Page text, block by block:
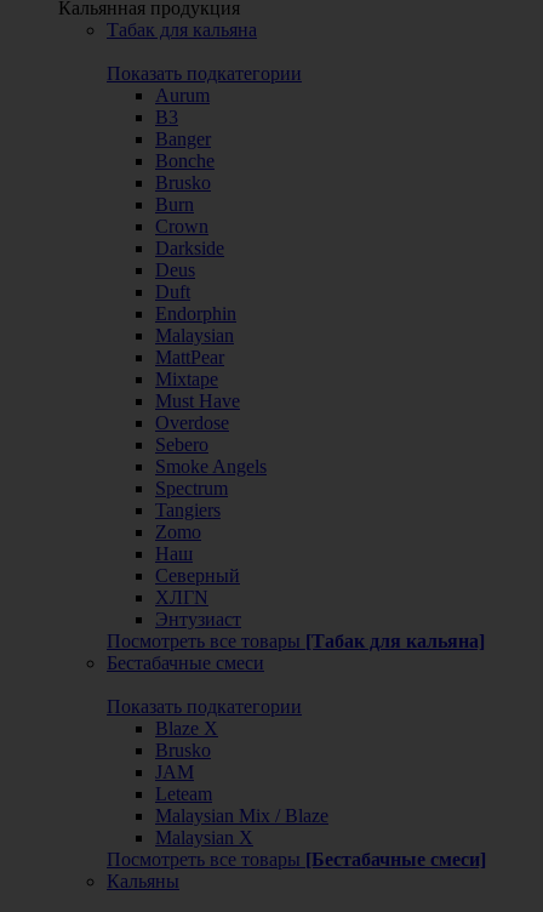
Кальянная продукция
Табак для кальяна
Показать подкатегории
Aurum
B3
Banger
Bonche
Brusko
Burn
Crown
Darkside
Deus
Duft
Endorphin
Malaysian
MattPear
Mixtape
Must Have
Overdose
Sebero
Smoke Angels
Spectrum
Tangiers
Zomo
Наш
Северный
ХЛГN
Энтузиаст
Посмотреть все товары [Табак для кальяна]
Бестабачные смеси
Показать подкатегории
Blaze X
Brusko
JAM
Leteam
Malaysian Mix / Blaze
Malaysian X
Посмотреть все товары [Бестабачные смеси]
Кальяны